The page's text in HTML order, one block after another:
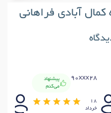
آبادی فراهانی
90xxx28
پیشنهاد
می‌کنم
18
خرداد